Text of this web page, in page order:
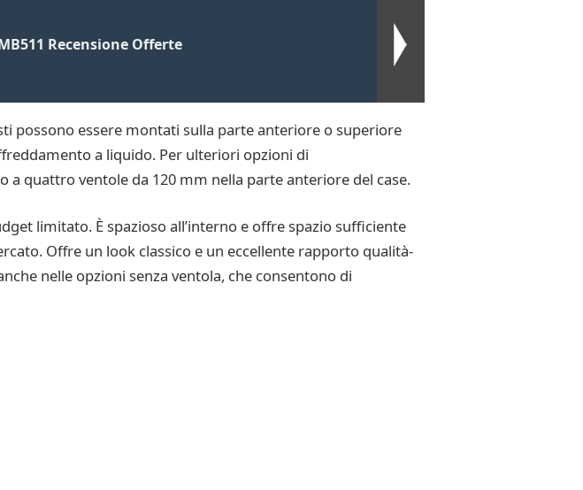
Recensione Offerte
possono essere montati sulla parte anteriore o superiore
a liquido. Per ulteriori opzioni di
a quattro ventole da 120 mm nella parte anteriore del case.
limitato. È spazioso all’interno e offre spazio sufficiente
Offre un look classico e un eccellente rapporto qualità-
nelle opzioni senza ventola, che consentono di